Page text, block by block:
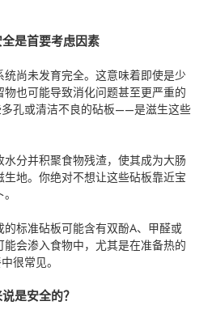
是首要考虑因素
尚未发育完全。这意味着即使是少
也可能导致消化问题甚至更严重的
孔或清洁不良的砧板——是滋生这些
分并积聚食物残渣，使其成为大肠
地。你绝对不想让这些砧板靠近宝
标准砧板可能含有双酚A、甲醛或
会渗入食物中，尤其是在准备热的
很常见。
是安全的？